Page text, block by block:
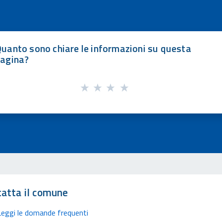
sono chiare le informazioni su questa
il comune
le domande frequenti